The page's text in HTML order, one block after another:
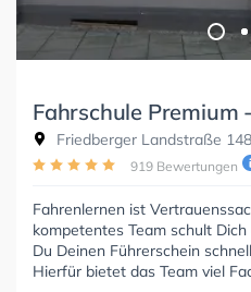
Fahrschule Premium
Friedberger Landstraße
919 Bewertungen
Fahrenlernen ist
kompetentes Team schult
Du Deinen Führerschein
Hierfür bietet das Team viel